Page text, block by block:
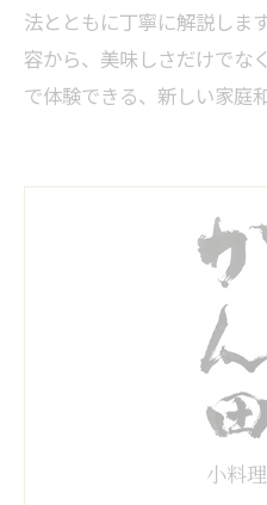
法とともに丁寧に解説しま
容から、美味しさだけでな
で体験できる、新しい家庭
小料